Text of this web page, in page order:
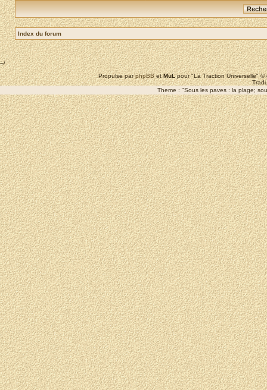
Index du forum
--/
Propulse parphpBBetMuLpour "La Traction Universelle"
Theme : "Sous les paves : la plage;